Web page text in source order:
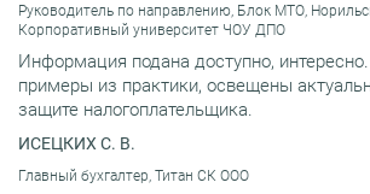
Руководитель по направлению, Блок МТО,
Корпоративный университет ЧОУ ДПО
Информация подана доступно,
примеры из практики, освещены
защите налогоплательщика.
ИСЕЦКИХ С. В.
Главный бухгалтер, Титан СК ООО